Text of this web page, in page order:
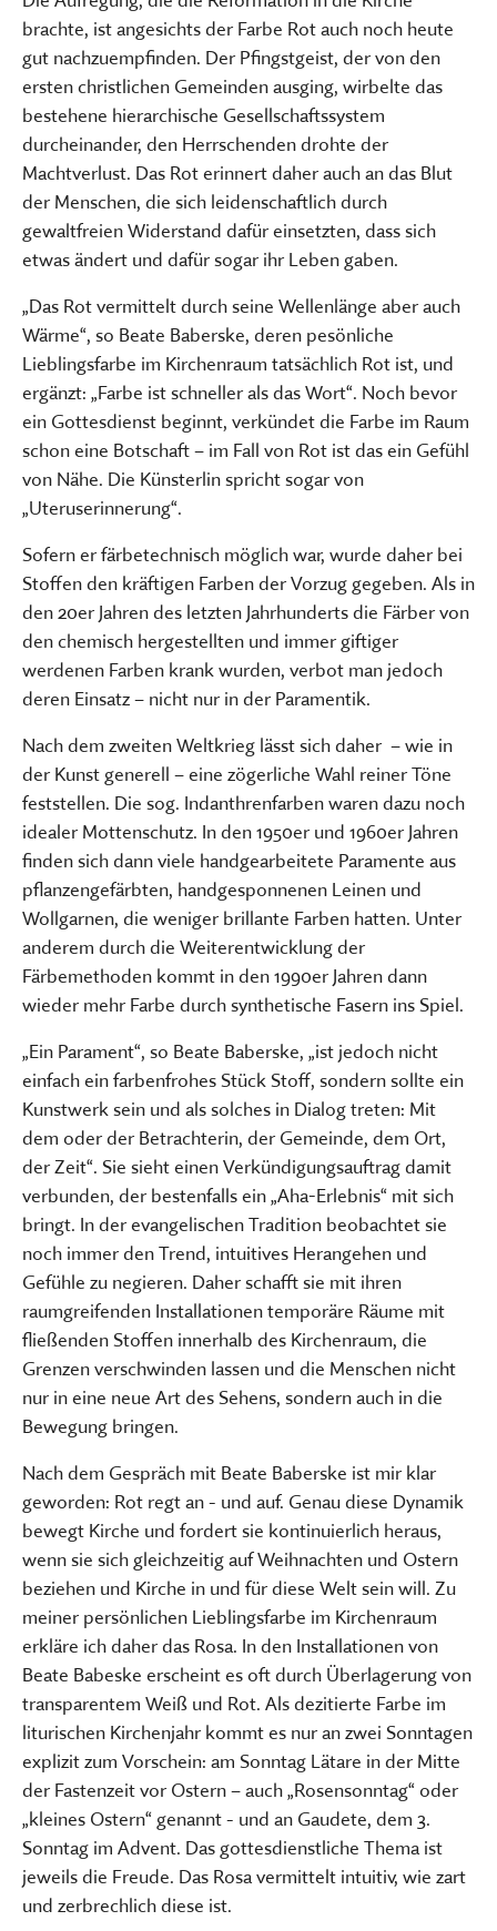
brachte, ist angesichts der Farbe Rot auch noch heute
gut nachzuempfinden. Der Pfingstgeist, der von den
ersten christlichen Gemeinden ausging, wirbelte das
bestehene hierarchische Gesellschaftssystem
durcheinander, den Herrschenden drohte der
Machtverlust. Das Rot erinnert daher auch an das Blut
der Menschen, die sich leidenschaftlich durch
gewaltfreien Widerstand dafür einsetzten, dass sich
etwas ändert und dafür sogar ihr Leben gaben.
„Das Rot vermittelt durch seine Wellenlänge aber auch
Wärme“, so Beate Baberske, deren pesönliche
Lieblingsfarbe im Kirchenraum tatsächlich Rot ist, und
ergänzt: „Farbe ist schneller als das Wort“. Noch bevor
ein Gottesdienst beginnt, verkündet die Farbe im Raum
schon eine Botschaft – im Fall von Rot ist das ein Gefühl
von Nähe. Die Künsterlin spricht sogar von
„Uteruserinnerung“.
Sofern er färbetechnisch möglich war, wurde daher bei
Stoffen den kräftigen Farben der Vorzug gegeben. Als in
den 20er Jahren des letzten Jahrhunderts die Färber von
den chemisch hergestellten und immer giftiger
werdenen Farben krank wurden, verbot man jedoch
deren Einsatz – nicht nur in der Paramentik.
Nach dem zweiten Weltkrieg lässt sich daher – wie in
der Kunst generell – eine zögerliche Wahl reiner Töne
feststellen. Die sog. Indanthrenfarben waren dazu noch
idealer Mottenschutz. In den 1950er und 1960er Jahren
finden sich dann viele handgearbeitete Paramente aus
pflanzengefärbten, handgesponnenen Leinen und
Wollgarnen, die weniger brillante Farben hatten. Unter
anderem durch die Weiterentwicklung der
Färbemethoden kommt in den 1990er Jahren dann
wieder mehr Farbe durch synthetische Fasern ins Spiel.
„Ein Parament“, so Beate Baberske, „ist jedoch nicht
einfach ein farbenfrohes Stück Stoff, sondern sollte ein
Kunstwerk sein und als solches in Dialog treten: Mit
dem oder der Betrachterin, der Gemeinde, dem Ort,
der Zeit“. Sie sieht einen Verkündigungsauftrag damit
verbunden, der bestenfalls ein „Aha-Erlebnis“ mit sich
bringt. In der evangelischen Tradition beobachtet sie
noch immer den Trend, intuitives Herangehen und
Gefühle zu negieren. Daher schafft sie mit ihren
raumgreifenden Installationen temporäre Räume mit
fließenden Stoffen innerhalb des Kirchenraum, die
Grenzen verschwinden lassen und die Menschen nicht
nur in eine neue Art des Sehens, sondern auch in die
Bewegung bringen.
Nach dem Gespräch mit Beate Baberske ist mir klar
geworden: Rot regt an - und auf. Genau diese Dynamik
bewegt Kirche und fordert sie kontinuierlich heraus,
wenn sie sich gleichzeitig auf Weihnachten und Ostern
beziehen und Kirche in und für diese Welt sein will. Zu
meiner persönlichen Lieblingsfarbe im Kirchenraum
erkläre ich daher das Rosa. In den Installationen von
Beate Babeske erscheint es oft durch Überlagerung von
transparentem Weiß und Rot. Als dezitierte Farbe im
liturischen Kirchenjahr kommt es nur an zwei Sonntagen
explizit zum Vorschein: am Sonntag Lätare in der Mitte
der Fastenzeit vor Ostern – auch „Rosensonntag“ oder
„kleines Ostern“ genannt - und an Gaudete, dem 3.
Sonntag im Advent. Das gottesdienstliche Thema ist
jeweils die Freude. Das Rosa vermittelt intuitiv, wie zart
und zerbrechlich diese ist.